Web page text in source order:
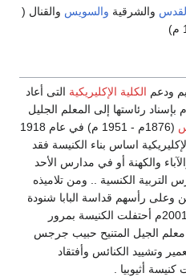
والشرقيةوالسويسوالقنال (
الكلية الإكليريكيةالتى أعاد
رئاستها إلى المعلم الجليل
(1876م - 1951 م) في عام 1918
اساس بناء الكنيسة فقد
والكهنة أو في مدارس الأحد
الكنسية .. ومن تلاميذه
رأسهم قداسة البابا شنودة
الثالث في أغسطس سنة 2001م أحتفلت الكنيسة بمرور
وتشييد الكنائس وأفتقاد
أثيوبيا .